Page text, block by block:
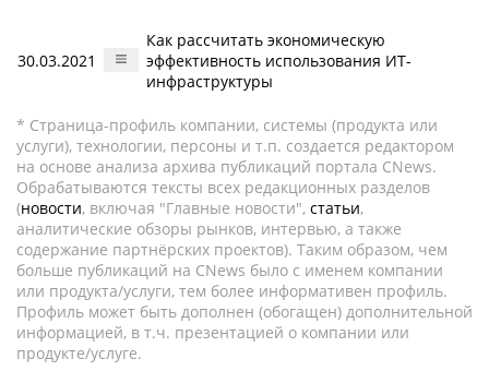
30.03.2021
Как рассчитать экономическую
эффективность использования ИТ-
инфраструктуры
* Страница-профиль компании, системы (продукта или
услуги), технологии, персоны и т.п. создается редактором
на основе анализа архива публикаций портала CNews.
Обрабатываются тексты всех редакционных разделов
(новости, включая "Главные новости", статьи,
аналитические обзоры рынков, интервью, а также
содержание партнёрских проектов). Таким образом, чем
больше публикаций на CNews было с именем компании
или продукта/услуги, тем более информативен профиль.
Профиль может быть дополнен (обогащен) дополнительной
информацией, в т.ч. презентацией о компании или
продукте/услуге.